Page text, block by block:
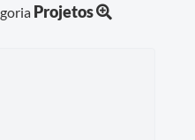
Projetos